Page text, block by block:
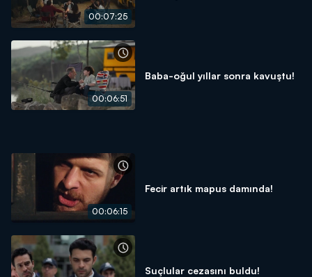
00:07:25
00:06:51
Baba-oğul yıllar sonra kavuştu!
00:06:15
Fecir artık mapus damında!
Suçlular cezasını buldu!